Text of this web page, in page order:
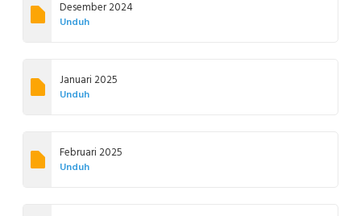
Desember 2024
Unduh
Januari 2025
Unduh
Februari 2025
Unduh